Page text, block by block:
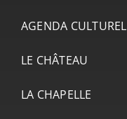
AGENDA CULTUREL
LE CHÂTEAU
LA CHAPELLE